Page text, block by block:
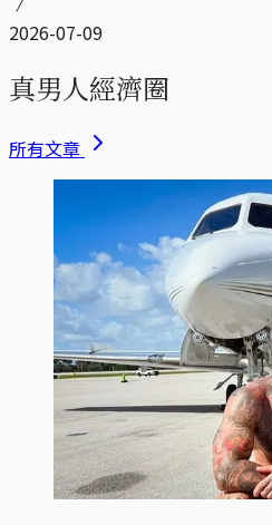
2026-07-09
真男人經濟圈
所有文章